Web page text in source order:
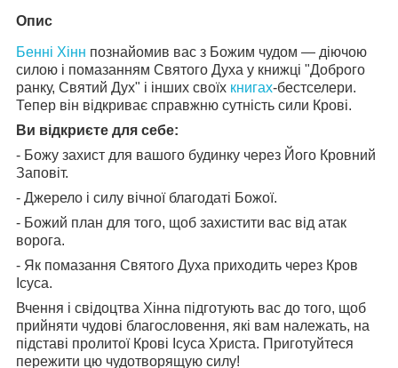
Опис
Бенні Хінн познайомив вас з Божим чудом — діючою
силою і помазанням Святого Духа у книжці "Доброго
ранку, Святий Дух" і інших своїх книгах-бестселери.
Тепер він відкриває справжню сутність сили Крові.
Ви відкриєте для себе:
- Божу захист для вашого будинку через Його Кровний
Заповіт.
- Джерело і силу вічної благодаті Божої.
- Божий план для того, щоб захистити вас від атак
ворога.
- Як помазання Святого Духа приходить через Кров
Ісуса.
Вчення і свідоцтва Хінна підготують вас до того, щоб
прийняти чудові благословення, які вам належать, на
підставі пролитої Крові Ісуса Христа. Приготуйтеся
пережити цю чудотворящую силу!